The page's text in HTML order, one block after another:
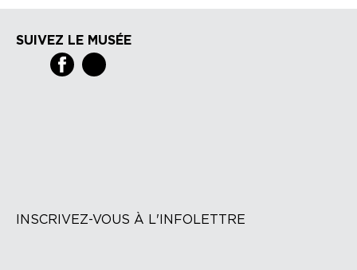
SUIVEZ LE MUSÉE
INSCRIVEZ-VOUS À L'INFOLETTRE